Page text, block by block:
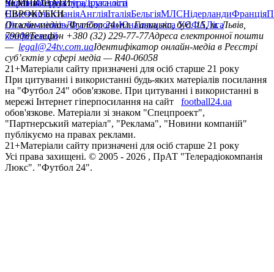
політикаСтруктура власності
УкраїнаПерша лігаДруга ліга
ЧЕМПІОНАТИ
НімеччинаІспаніяАнгліяІталіяБельгіяМЛСНідерландиФранція
ЄВРОКУБКИ
Ліга чемпіонівЛіга ЄвропиЮнацька ліга УЄФАЛіга
конференцій
Онлайн-медіа «Футбол 24»пл. Галицька, буд. 15, м. Львів,
79008Телефон +380 (32) 229-77-77Адреса електронної пошти
— legal@24tv.com.uaІдентифікатор онлайн-медіа в Реєстрі
суб’єктів у сфері медіа — R40-06058
21+Матеріали сайту призначені для осіб старше 21 року
При цитуванні і використанні будь-яких матеріалів посилання
на "Футбол 24" обов'язкове. При цитуванні і використанні в
мережі Інтернет гіперпосилання на сайт
football24.ua
обов'язкове. Матеріали зі знаком "Спецпроект",
"Партнерський матеріал", "Реклама", "Новини компаній"
публікуємо на правах реклами.
21+Матеріали сайту призначені для осіб старше 21 року
Усi права захищенi. © 2005 - 2026 , ПрАТ "Телерадіокомпанія
Люкс". "Футбол 24".